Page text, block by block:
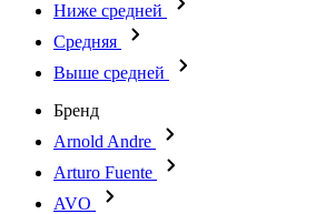
Ниже средней
Средняя
Выше средней
Бренд
Arnold Andre
Arturo Fuente
AVO